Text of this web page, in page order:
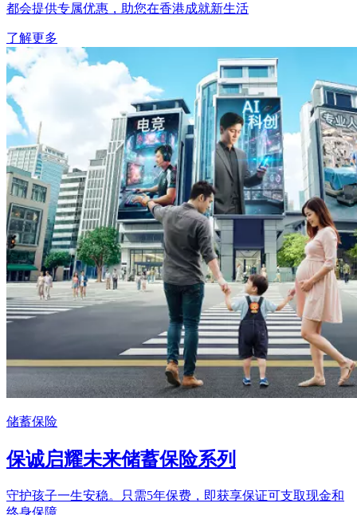
都会提供专属优惠，助您在香港成就新生活
了解更多
储蓄保险
保诚启耀未来储蓄保险系列
守护孩子一生安稳。只需5年保费，即获享保证可支取现金和
终身保障